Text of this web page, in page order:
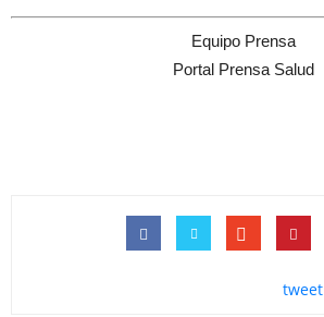
Equipo Prensa
Portal Prensa Salud
tweet